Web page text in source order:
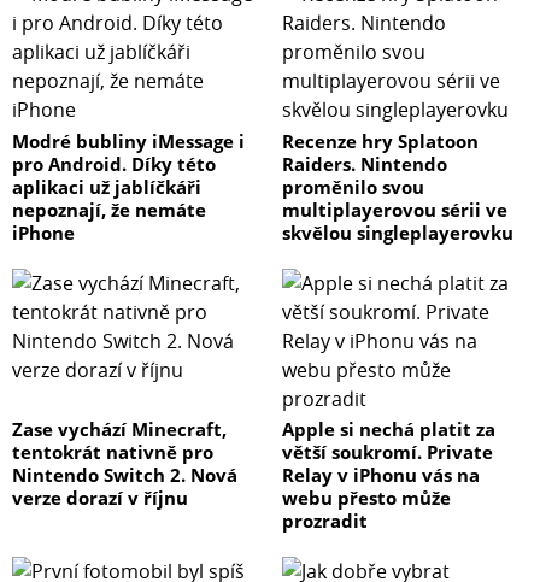
Modré bubliny iMessage i
pro Android. Díky této
aplikaci už jablíčkáři
nepoznají, že nemáte
iPhone
Recenze hry Splatoon
Raiders. Nintendo
proměnilo svou
multiplayerovou sérii ve
skvělou singleplayerovku
Zase vychází Minecraft,
tentokrát nativně pro
Nintendo Switch 2. Nová
verze dorazí v říjnu
Apple si nechá platit za
větší soukromí. Private
Relay v iPhonu vás na
webu přesto může
prozradit